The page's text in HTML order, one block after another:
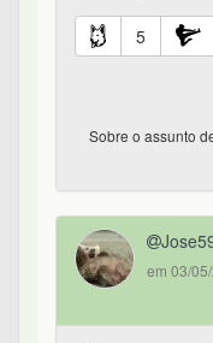
5
Sobre o assunto
em 03/